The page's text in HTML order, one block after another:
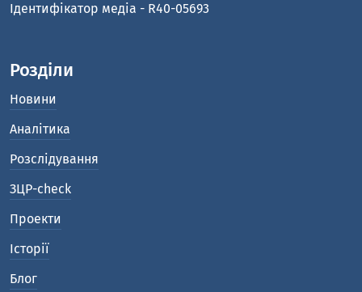
Ідентифікатор медіа - R40-05693
Розділи
Новини
Аналітика
Розслідування
ЗЦР-check
Проекти
Історії
Блог